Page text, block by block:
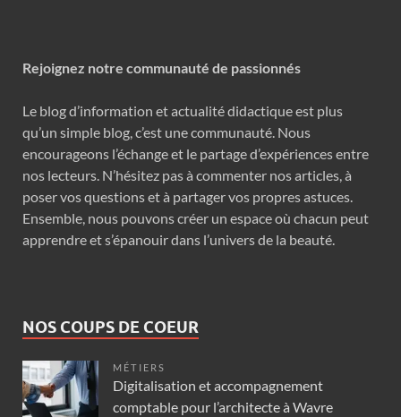
Rejoignez notre communauté de passionnés
Le blog d’information et actualité didactique est plus
qu’un simple blog, c’est une communauté. Nous
encourageons l’échange et le partage d’expériences entre
nos lecteurs. N’hésitez pas à commenter nos articles, à
poser vos questions et à partager vos propres astuces.
Ensemble, nous pouvons créer un espace où chacun peut
apprendre et s’épanouir dans l’univers de la beauté.
NOS COUPS DE COEUR
MÉTIERS
Digitalisation et accompagnement
comptable pour l’architecte à Wavre